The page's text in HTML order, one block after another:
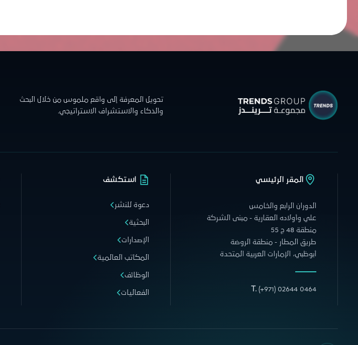
تحويل المعرفة إلى واقع ملموس من خلال البحث
والذكاء والاستشراف الاستراتيجي.
المقر الرئيسي
الدوران الرابع والخامس
علي وأولاده العقارية - مبنى الشركة
منطقة 48 ج 55
طريق المطار - منطقة الروضة
أبوظبي، الإمارات العربية المتحدة
(+971) 02644 0464
استكشف
دعوة للنشر
البحثية
الإصدارات
المكاتب العالمية
الوظائف
الفعاليات